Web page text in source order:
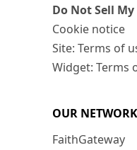
Do Not Sell
Cookie notice
Site: Terms of
Widget: Terms
OUR NETWORK
FaithGateway